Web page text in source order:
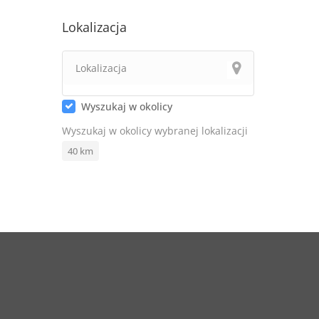
Lokalizacja
Wyszukaj w okolicy
Wyszukaj w okolicy wybranej lokalizacji
40 km